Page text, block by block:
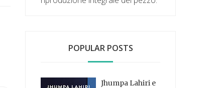
POPULAR POSTS
Jhumpa Lahiri e